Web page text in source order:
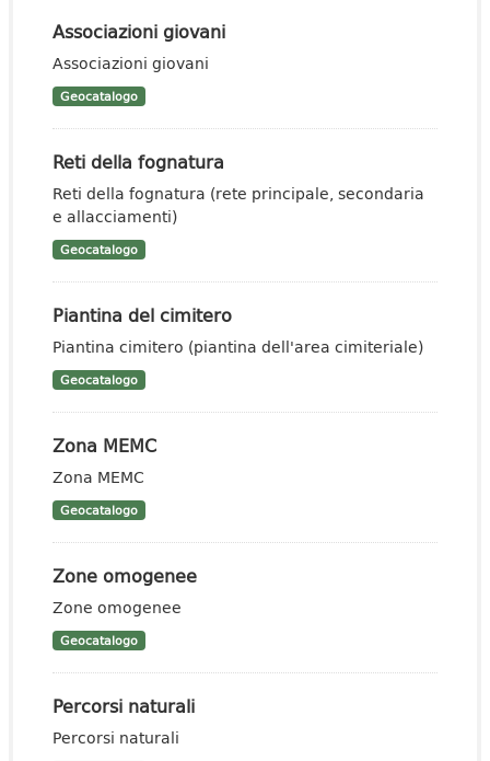
Associazioni giovani
Associazioni giovani
Geocatalogo
Reti della fognatura
Reti della fognatura (rete principale, secondaria
e allacciamenti)
Geocatalogo
Piantina del cimitero
Piantina cimitero (piantina dell'area cimiteriale)
Geocatalogo
Zona MEMC
Zona MEMC
Geocatalogo
Zone omogenee
Zone omogenee
Geocatalogo
Percorsi naturali
Percorsi naturali